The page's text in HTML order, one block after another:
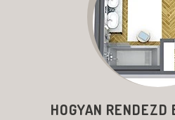
HOGYAN RENDEZD